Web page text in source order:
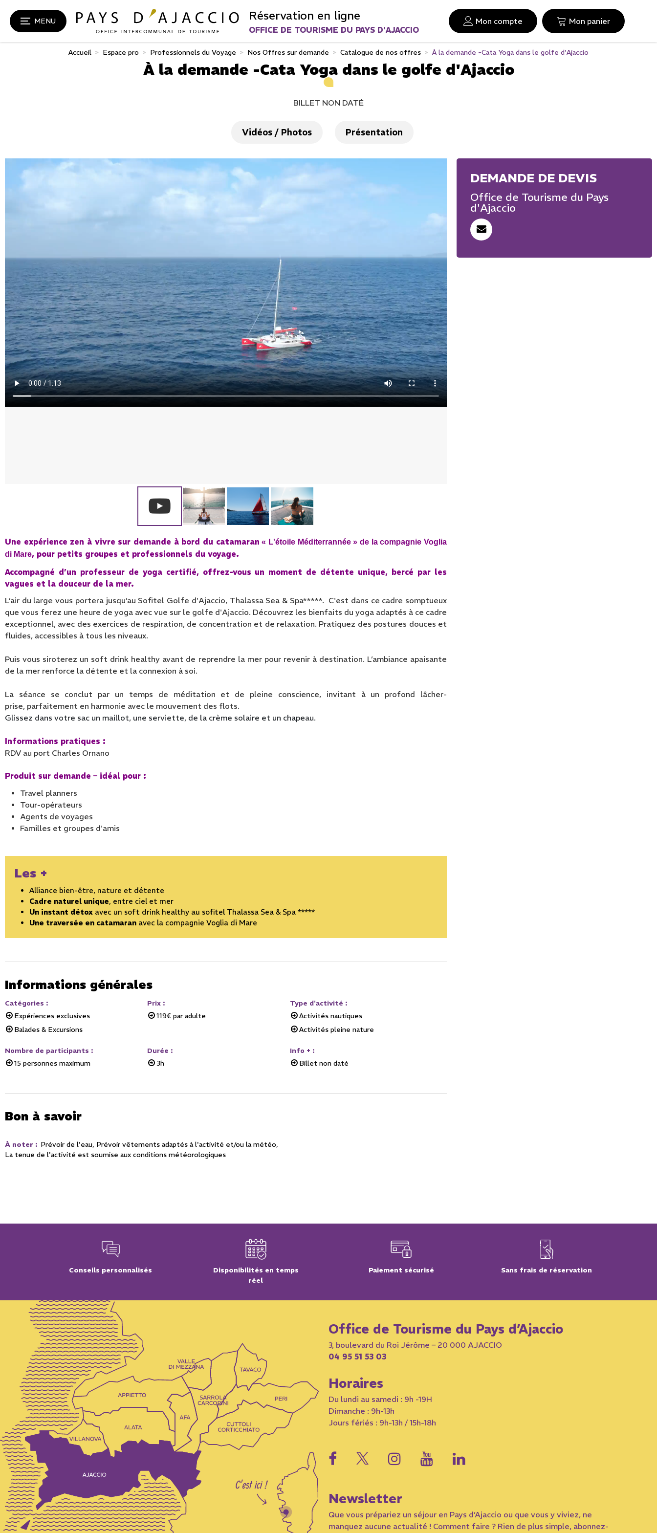
MENU Réservation en ligne
OFFICE DE TOURISME DU PAYS D'AJACCIO
Mon compte Mon panier
Accueil > Espace pro > Professionnels du Voyage > Nos Offres sur demande > Catalogue de nos offres > À la demande -Cata Yoga dans le golfe d'Ajaccio
À la demande -Cata Yoga dans le golfe d'Ajaccio
BILLET NON DATÉ
Vidéos / Photos Présentation
Office de Tourisme du Pays
d'Ajaccio
Une expérience zen à vivre sur demande à bord du catamaran « L'étoile Méditerrannée » de la compagnie Voglia
di Mare, pour petits groupes et professionnels du voyage.
Accompagné d’un professeur de yoga certifié, offrez-vous un moment de détente unique, bercé par les
vagues et la douceur de la mer.
L’air du large vous portera jusqu’au Sofitel Golfe d'Ajaccio, Thalassa Sea & Spa*****. C'est dans ce cadre somptueux
que vous ferez une heure de yoga avec vue sur le golfe d'Ajaccio. Découvrez les bienfaits du yoga adaptés à ce cadre
exceptionnel, avec des exercices de respiration, de concentration et de relaxation. Pratiquez des postures douces et
fluides, accessibles à tous les niveaux.
Puis vous siroterez un soft drink healthy avant de reprendre la mer pour revenir à destination. L’ambiance apaisante
de la mer renforce la détente et la connexion à soi.
La séance se conclut par un temps de méditation et de pleine conscience, invitant à un profond lâcher-
prise, parfaitement en harmonie avec le mouvement des flots.
Glissez dans votre sac un maillot, une serviette, de la crème solaire et un chapeau.
Informations pratiques :
RDV au port Charles Ornano
Produit sur demande – idéal pour :
Travel planners
Tour-opérateurs
Agents de voyages
Familles et groupes d'amis
Les +
Alliance bien-être, nature et détente
Cadre naturel unique, entre ciel et mer
Un instant détox avec un soft drink healthy au sofitel Thalassa Sea & Spa *****
Une traversée en catamaran avec la compagnie Voglia di Mare
Informations générales
Catégories :
Expériences exclusives
Balades & Excursions
Prix :
119€ par adulte
Type d'activité :
Activités nautiques
Activités pleine nature
Nombre de participants :
15 personnes maximum
Durée :
3h
Info + :
Billet non daté
Bon à savoir
À noter : Prévoir de l'eau Prévoir vêtements adaptés à l'activité et/ou la météo
La tenue de l'activité est soumise aux conditions météorologiques
Conseils personnalisés
Disponibilités en temps
réel
Paiement sécurisé Sans frais de réservation
Office de Tourisme du Pays d’Ajaccio
3, boulevard du Roi Jérôme – 20 000 AJACCIO
04 95 51 53 03
Horaires
Du lundi au samedi : 9h -19H
Dimanche : 9h-13h
Jours fériés : 9h-13h / 15h-18h
Newsletter
Que vous prépariez un séjour en Pays d’Ajaccio ou que vous y viviez, ne
manquez aucune actualité ! Comment faire ? Rien de plus simple, abonnez-